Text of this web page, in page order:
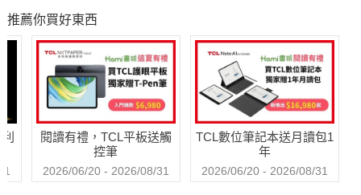
推薦你買好東西
閱讀有禮，TCL平板送觸
控筆
2026/06/20 - 2026/08/31
TCL數位筆記本送月讀包1
年
2026/06/20 - 2026/08/31